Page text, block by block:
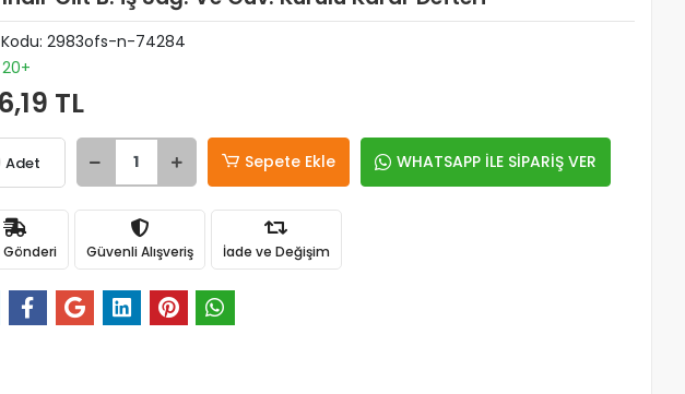
2983ofs-n-74284
20+
TL
Adet Sepete Ekle WHATSAPP İLE SİPARİŞ VER
Gönderi Güvenli Alışveriş İade ve Değişim